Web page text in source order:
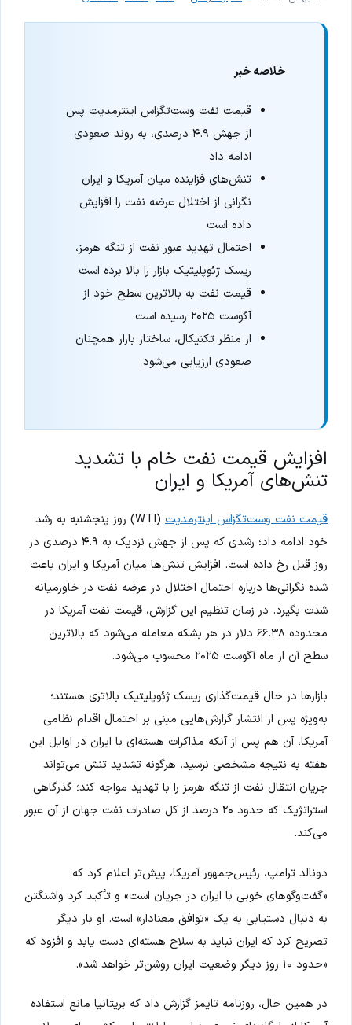
خلاصه خبر
قیمت نفت وست‌تگزاس اینترمدیت پس
از جهش ۴.۹ درصدی، به روند صعودی
ادامه داد
تنش‌های فزاینده میان آمریکا و ایران
نگرانی از اختلال عرضه نفت را افزایش
داده است
احتمال تهدید عبور نفت از تنگه هرمز،
ریسک ژئوپلیتیک بازار را بالا برده است
قیمت نفت به بالاترین سطح خود از
آگوست ۲۰۲۵ رسیده است
از منظر تکنیکال، ساختار بازار همچنان
صعودی ارزیابی می‌شود
افزایش قیمت نفت خام با تشدید
تنش‌های آمریکا و ایران
قیمت نفت وست‌تگزاس اینترمدیت
(WTI) روز پنجشنبه به رشد
خود ادامه داد؛ رشدی که پس از جهش نزدیک به ۴.۹ درصدی در
روز قبل رخ داده است. افزایش تنش‌ها میان آمریکا و ایران باعث
شده نگرانی‌ها درباره احتمال اختلال در عرضه نفت در خاورمیانه
شدت بگیرد. در زمان تنظیم این گزارش، قیمت نفت آمریکا در
محدوده ۶۶.۳۸ دلار در هر بشکه معامله می‌شود که بالاترین
سطح آن از ماه آگوست ۲۰۲۵ محسوب می‌شود.
بازارها در حال قیمت‌گذاری ریسک ژئوپلیتیک بالاتری هستند؛
به‌ویژه پس از انتشار گزارش‌هایی مبنی بر احتمال اقدام نظامی
آمریکا، آن هم پس از آنکه مذاکرات هسته‌ای با ایران در اوایل این
هفته به نتیجه مشخصی نرسید. هرگونه تشدید تنش می‌تواند
جریان انتقال نفت از تنگه هرمز را با تهدید مواجه کند؛ گذرگاهی
استراتژیک که حدود ۲۰ درصد از کل صادرات نفت جهان از آن عبور
می‌کند.
دونالد ترامپ، رئیس‌جمهور آمریکا، پیش‌تر اعلام کرد که
«گفت‌وگوهای خوبی با ایران در جریان است» و تأکید کرد واشنگتن
به دنبال دستیابی به یک «توافق معنادار» است. او بار دیگر
تصریح کرد که ایران نباید به سلاح هسته‌ای دست یابد و افزود که
«حدود ۱۰ روز دیگر وضعیت ایران روشن‌تر خواهد شد».
در همین حال، روزنامه تایمز گزارش داد که بریتانیا مانع استفاده